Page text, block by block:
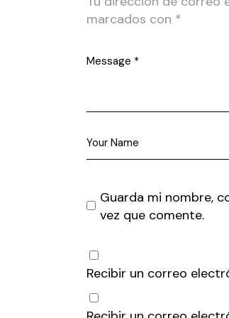
marcados con *
Guarda mi nombre,
vez que comente.
Recibir un correo